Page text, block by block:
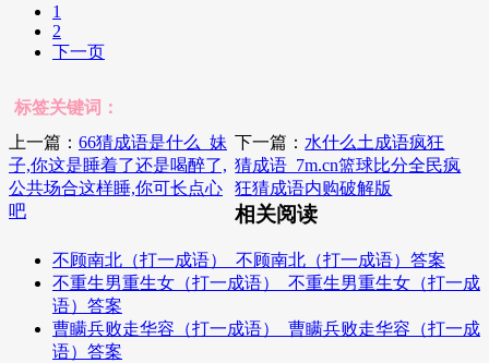
1
2
下一页
标签关键词：
上一篇： 66猜成语是什么_妹
子,你这是睡着了还是喝醉了,
公共场合这样睡,你可长点心
吧
下一篇： 水什么土成语疯狂
猜成语_7m.cn篮球比分全民疯
狂猜成语内购破解版
相关阅读
不顾南北（打一成语）_不顾南北（打一成语）答案
不重生男重生女（打一成语）_不重生男重生女（打一成
语）答案
曹瞒兵败走华容（打一成语）_曹瞒兵败走华容（打一成
语）答案